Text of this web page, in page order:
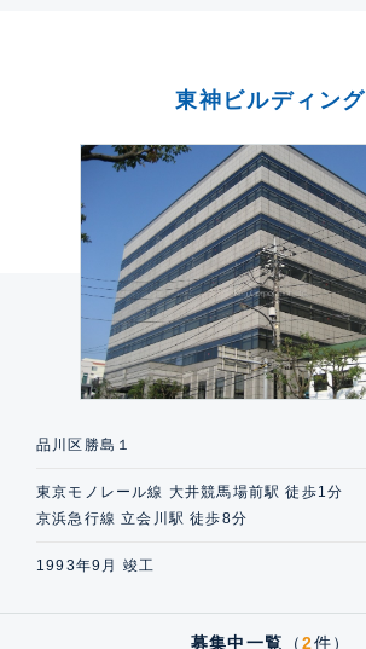
東神ビルディング
品川区勝島１
東京モノレール線 大井競馬場前駅 徒歩1分
京浜急行線 立会川駅 徒歩8分
1993年9月 竣工
募集中一覧 （2件）